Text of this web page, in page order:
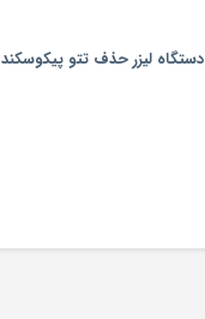
دستگاه لیزر حذف تتو پیکوسکند